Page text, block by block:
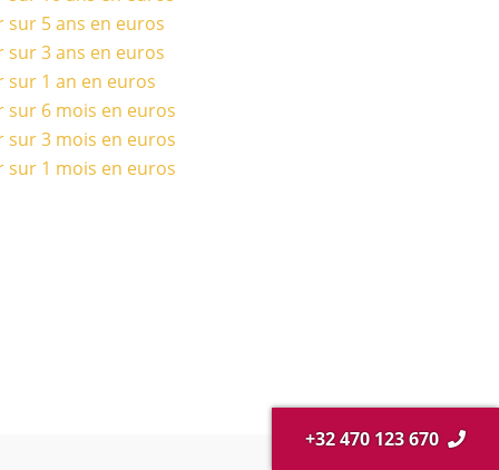
sur 5 ans en euros
sur 3 ans en euros
sur 1 an en euros
sur 6 mois en euros
sur 3 mois en euros
sur 1 mois en euros
+32 470 123 670